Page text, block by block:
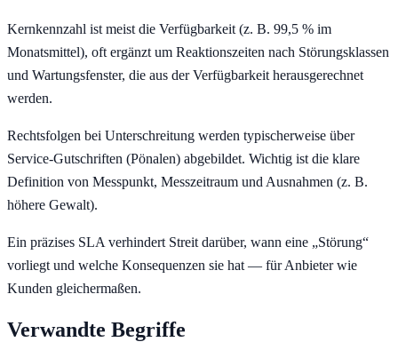
Kernkennzahl ist meist die Verfügbarkeit (z. B. 99,5 % im
Monatsmittel), oft ergänzt um Reaktionszeiten nach Störungsklassen
und Wartungsfenster, die aus der Verfügbarkeit herausgerechnet
werden.
Rechtsfolgen bei Unterschreitung werden typischerweise über
Service-Gutschriften (Pönalen) abgebildet. Wichtig ist die klare
Definition von Messpunkt, Messzeitraum und Ausnahmen (z. B.
höhere Gewalt).
Ein präzises SLA verhindert Streit darüber, wann eine „Störung“
vorliegt und welche Konsequenzen sie hat — für Anbieter wie
Kunden gleichermaßen.
Verwandte Begriffe